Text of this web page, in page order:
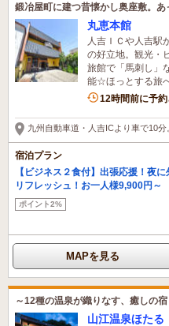
鍛冶屋町に建つ昔懐かし奥座敷。
丸恵本館
人吉ＩＣや人吉駅
の好立地。観光・
旅館で「馬刺し」
能☆ほっとする旅
12時間前に予
九州自動車道・人吉ICより車で10
宿泊プラン
【ビジネス２食付】出張応援！夜
リフレッシュ！お一人様9,900円～
ポイント2%
MAPを見る
～12種の温泉が織りなす、癒しの宿
山江温泉ほたる